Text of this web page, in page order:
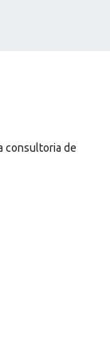
consultoria de